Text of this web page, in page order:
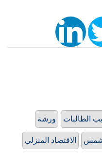
ورشة الطالبات
الاقتصاد المنزلي شمس